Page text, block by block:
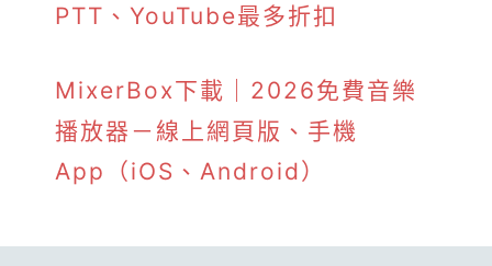
PTT、YouTube最多折扣
MixerBox下載｜2026免費音樂
播放器－線上網頁版、手機
App（iOS、Android）